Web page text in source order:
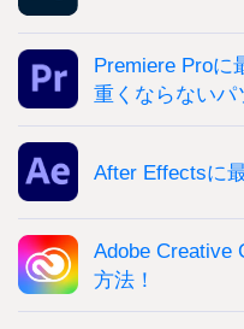
Premiere Proに
重くならないパ
After Effectsに
Adobe Creative
方法！